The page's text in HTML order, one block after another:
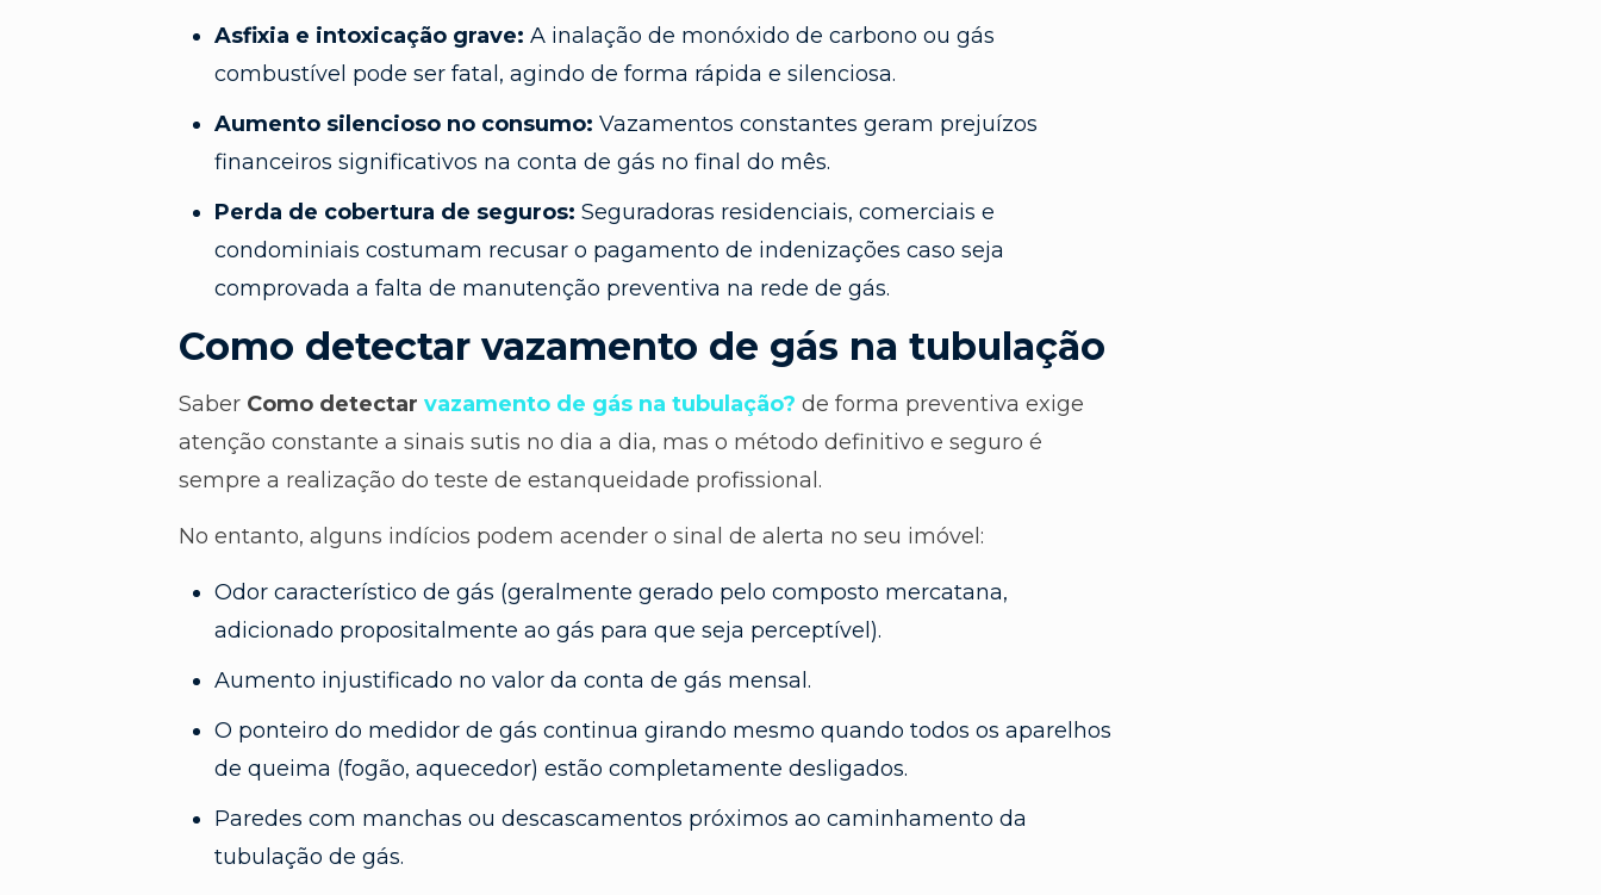
Asfixia e intoxicação grave: A inalação de monóxido de carbono ou gás
combustível pode ser fatal, agindo de forma rápida e silenciosa.
Aumento silencioso no consumo: Vazamentos constantes geram prejuízos
financeiros significativos na conta de gás no final do mês.
Perda de cobertura de seguros: Seguradoras residenciais, comerciais e
condominiais costumam recusar o pagamento de indenizações caso seja
comprovada a falta de manutenção preventiva na rede de gás.
Como detectar vazamento de gás na tubulação
Saber Como detectarvazamento de gás na tubulação? de forma preventiva exige
atenção constante a sinais sutis no dia a dia, mas o método definitivo e seguro é
sempre a realização do teste de estanqueidade profissional.
No entanto, alguns indícios podem acender o sinal de alerta no seu imóvel:
Odor característico de gás (geralmente gerado pelo composto mercatana,
adicionado propositalmente ao gás para que seja perceptível).
Aumento injustificado no valor da conta de gás mensal.
O ponteiro do medidor de gás continua girando mesmo quando todos os aparelhos
de queima (fogão, aquecedor) estão completamente desligados.
Paredes com manchas ou descascamentos próximos ao caminhamento da
tubulação de gás.